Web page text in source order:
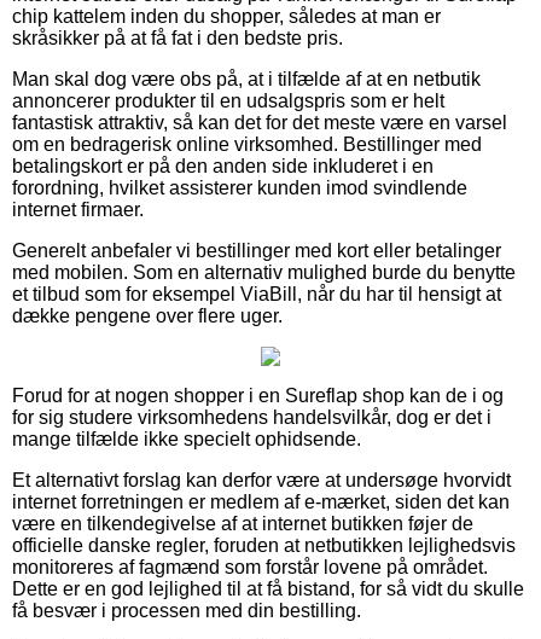
chip kattelem inden du shopper, således at man er
skråsikker på at få fat i den bedste pris.
Man skal dog være obs på, at i tilfælde af at en netbutik
annoncerer produkter til en udsalgspris som er helt
fantastisk attraktiv, så kan det for det meste være en varsel
om en bedragerisk online virksomhed. Bestillinger med
betalingskort er på den anden side inkluderet i en
forordning, hvilket assisterer kunden imod svindlende
internet firmaer.
Generelt anbefaler vi bestillinger med kort eller betalinger
med mobilen. Som en alternativ mulighed burde du benytte
et tilbud som for eksempel ViaBill, når du har til hensigt at
dække pengene over flere uger.
Forud for at nogen shopper i en Sureflap shop kan de i og
for sig studere virksomhedens handelsvilkår, dog er det i
mange tilfælde ikke specielt ophidsende.
Et alternativt forslag kan derfor være at undersøge hvorvidt
internet forretningen er medlem af e-mærket, siden det kan
være en tilkendegivelse af at internet butikken føjer de
officielle danske regler, foruden at netbutikken lejlighedsvis
monitoreres af fagmænd som forstår lovene på området.
Dette er en god lejlighed til at få bistand, for så vidt du skulle
få besvær i processen med din bestilling.